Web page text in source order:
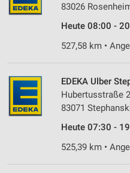
83026
Heute 08:00 -
527,58 km •
EDEKA Ulber
Hubertusstraße
83071
Heute 07:30 -
525,39 km •